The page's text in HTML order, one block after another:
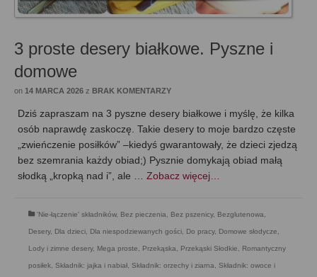
3 proste desery białkowe. Pyszne i
domowe
on 14 MARCA 2026 z BRAK KOMENTARZY
Dziś zapraszam na 3 pyszne desery białkowe i myślę, że kilka
osób naprawdę zaskoczę. Takie desery to moje bardzo częste
„zwieńczenie posiłków” –kiedyś gwarantowały, że dzieci zjedzą
bez szemrania każdy obiad;) Pysznie domykają obiad małą
słodką „kropką nad i”, ale … Zobacz więcej…
'Nie-łączenie' składników, Bez pieczenia Bez pszenicy, Bezglutenowa
Desery, Dla dzieci Dla niespodziewanych gości Do pracy, Domowe słodycze
Lody i zimne desery, Mega proste Przekąska Przekąski Słodkie Romantyczny
posiłek Składnik: jajka i nabiał Składnik: orzechy i ziarna Składnik: owoce i